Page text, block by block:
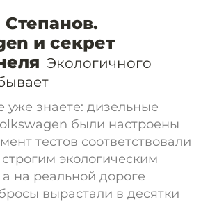
и секрет
Экологичного
уже знаете: дизельные
были настроены
тестов соответствовали
экологическим
на реальной дороге
вырастали в десятки